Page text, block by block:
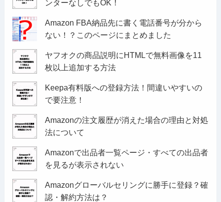
ンターなしでもOK！
Amazon FBA納品先に書く電話番号が分から
ない！？このページにまとめました
ヤフオクの商品説明にHTMLで無料画像を11
枚以上追加する方法
Keepa有料版への登録方法！間違いやすいの
で要注意！
Amazonの注文履歴が消えた場合の理由と対処
法について
Amazonで出品者一覧ページ・すべての出品者
を見るが表示されない
Amazonグローバルセリングに勝手に登録？確
認・解約方法は？